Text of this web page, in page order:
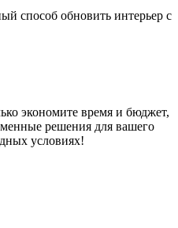
способ обновить интерьер с
экономите время и бюджет,
решения для вашего
условиях!